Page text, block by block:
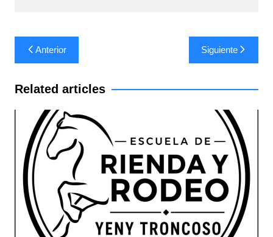
Navegación
de
entradas
Anterior Siguiente
Related articles